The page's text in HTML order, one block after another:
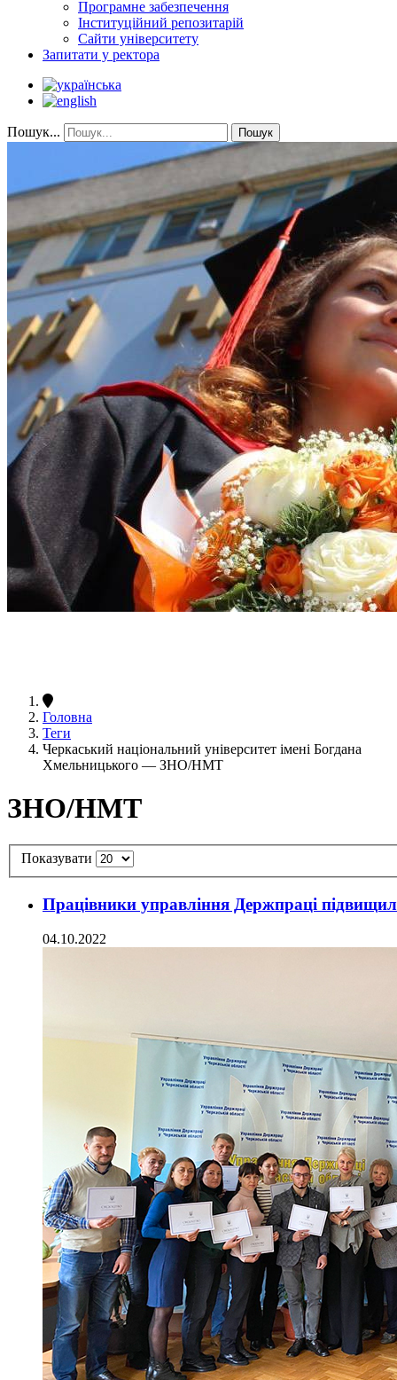
Програмне забезпечення
Інституційний репозитарій
Сайти університету
Запитати у ректора
Пошук... Пошук
Головна
Теги
Черкаський національний університет імені Богдана
Хмельницького — ЗНО/НМТ
ЗНО/НМТ
Показувати
Працівники управління Держпраці
04.10.2022